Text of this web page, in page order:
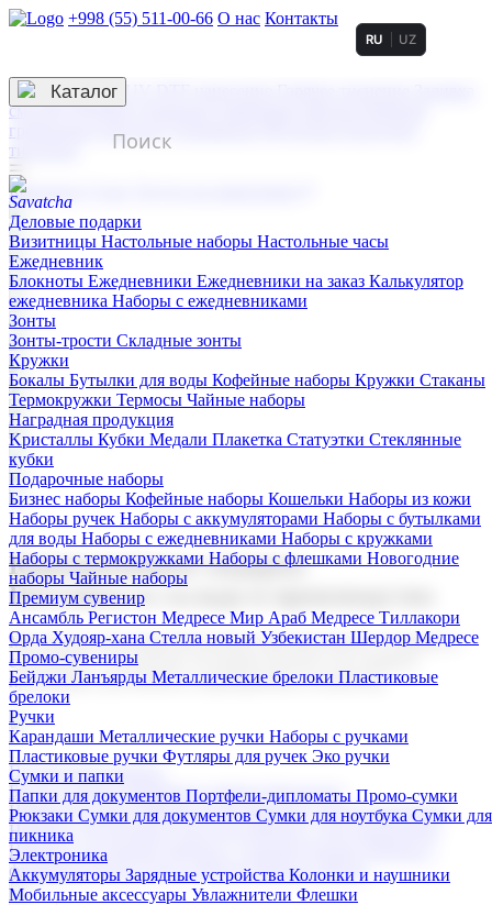
+998 (55) 511-00-66 О нас Контакты
3D гравировка
смолой (Doming)
гравировка твердая
тиснение
RU UZ
☰
Контакты
Каталог
Деловые подарки
Визитницы Настольные наборы Настольные часы
Ежедневник
Блокноты Ежедневники Ежедневники на заказ Калькулятор
ежедневника Наборы с ежедневниками
Зонты
Зонты-трости Складные зонты
Кружки
Бокалы Бутылки для воды Кофейные наборы Кружки Стаканы
Термокружки Термосы Чайные наборы
Наградная продукция
Kристаллы Кубки Медали Плакетка Статуэтки Стеклянные
кубки
Подарочные наборы
Бизнес наборы Кофейные наборы Кошельки Наборы из кожи
Наборы ручек Наборы с аккумуляторами Наборы с бутылками
для воды Наборы с ежедневниками Наборы с кружками
Наборы с термокружками Наборы с флешками Новогодние
наборы Чайные наборы
Премиум сувенир
Ансамбль Регистон Медресе Мир Араб Медресе Тиллакори
Орда Худояр-хана Стелла новый Узбекистан Шердор Медресе
Промо-сувениры
Бейджи Ланъярды Металлические брелоки Пластиковые
брелоки
Ручки
Карандаши Металлические ручки Наборы с ручками
Пластиковые ручки Футляры для ручек Эко ручки
Сумки и папки
Папки для документов Портфели-дипломаты Промо-сумки
Рюкзаки Сумки для документов Сумки для ноутбука Сумки для
пикника
Электроника
Аккумуляторы Зарядные устройства Колонки и наушники
Мобильные аксессуары Увлажнители Флешки
Корпоративные подарки
Поставка со склада и производство
Мы предлагаем широкий выбор корпоративных подарков и
сувениров с логотипом. В нашем каталоге вы найдете
продукцию для бизнеса, мероприятия и клиентов.
Подарочные наборы
Бизнес наборыКофейные наборы Кошельки
Наборы из кожиНаборы ручекНаборы с аккумуляторами
Наборы с бутылками для воды
Наборы с ежедневниками
Наборы с кружками
флешкамиНовогодние наборыЧайные наборы